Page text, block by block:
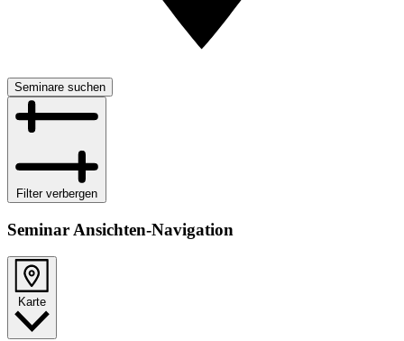
Seminare suchen
Filter verbergen
Seminar Ansichten-Navigation
Karte